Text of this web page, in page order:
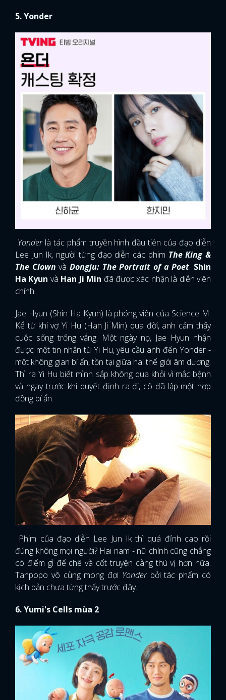
5. Yonder
Yonderlà tác phẩm truyền hình đầu tiên của đạo diễn
Lee Jun Ik, người từng đạo diễn các phim The King &
The Clown vàDongju: The Portrait of a Poet. Shin
Ha Kyun và Han Ji Min đã được xác nhận là diễn viên
chính.
Jae Hyun (Shin Ha Kyun) là phóng viên của Science M.
Kể từ khi vợ Yi Hu (Han Ji Min) qua đời, anh cảm thấy
cuộc sống trống vắng. Một ngày nọ, Jae Hyun nhận
được một tin nhắn từ Yi Hu, yêu cầu anh đến Yonder -
một không gian bí ẩn, tồn tại giữa hai thế giới âm dương.
Thì ra Yi Hu biết mình sắp không qua khỏi vì mắc bệnh
và ngay trước khi quyết định ra đi, cô đã lập một hợp
đồng bí ẩn.
Phim của đạo diễn Lee Jun Ik thì quá đỉnh cao rồi
đúng không mọi người? Hai nam - nữ chính cũng chẳng
có điểm gì để chê và cốt truyện càng thú vị hơn nữa.
Tanpopo vô cùng mong đợi Yonderbởi tác phẩm có
kịch bản chưa từng thấy trước đây.
6. Yumi's Cells mùa 2